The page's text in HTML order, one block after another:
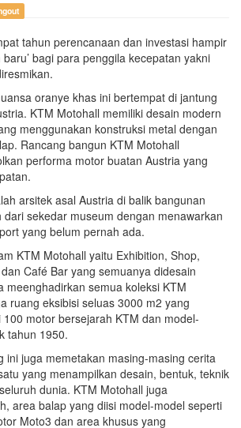
tahun perencanaan dan investasi hampir
baru’ bagi para penggila kecepatan yakni
oranye khas ini bertempat di jantung
KTM Motohall memiliki desain modern
menggunakan konstruksi metal dengan
Rancang bangun KTM Motohall
performa motor buatan Austria yang
arsitek asal Austria di balik bangunan
sekedar museum dengan menawarkan
yang belum pernah ada.
KTM Motohall yaitu Exhibition, Shop,
Café Bar yang semuanya didesain
meenghadirkan semua koleksi KTM
ruang eksibisi seluas 3000 m2 yang
motor bersejarah KTM dan model-
tahun 1950.
ini juga memetakan masing-masing cerita
yang menampilkan desain, bentuk, teknik
dunia. KTM Motohall juga
area balap yang diisi model-model seperti
Moto3 dan area khusus yang